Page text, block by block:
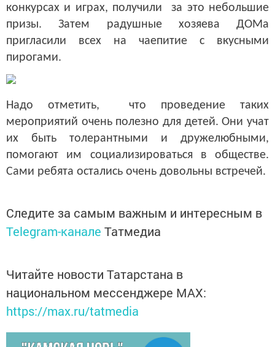
конкурсах и играх, получили за это небольшие
призы. Затем радушные хозяева ДОМа
пригласили всех на чаепитие с вкусными
пирогами.
Надо отметить, что проведение таких
мероприятий очень полезно для детей. Они учат
их быть толерантными и дружелюбными,
помогают им социализироваться в обществе.
Сами ребята остались очень довольны встречей.
Следите за самым важным и интересным в
Telegram-канале Татмедиа
Читайте новости Татарстана в
национальном мессенджере MАХ:
https://max.ru/tatmedia